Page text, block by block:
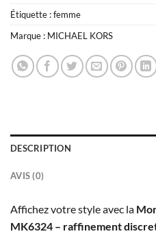
Étiquette :femme
Marque : MICHAEL KORS
DESCRIPTION
AVIS (0)
Affichez votre style avec la
MK6324 – raffinement